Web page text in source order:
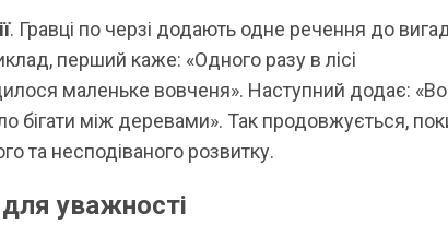
. Гравці по черзі додають одне речення до
перший каже: «Одного разу в лісі
маленьке вовченя». Наступний додає:
бігати між деревами». Так продовжується,
та несподіваного розвитку.
для уважності